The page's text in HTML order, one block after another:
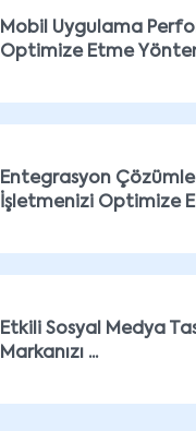
Mobil Uygulama
Optimize Etme
Entegrasyon
İşletmenizi Optimize
Etkili Sosyal Medya
Markanızı ...